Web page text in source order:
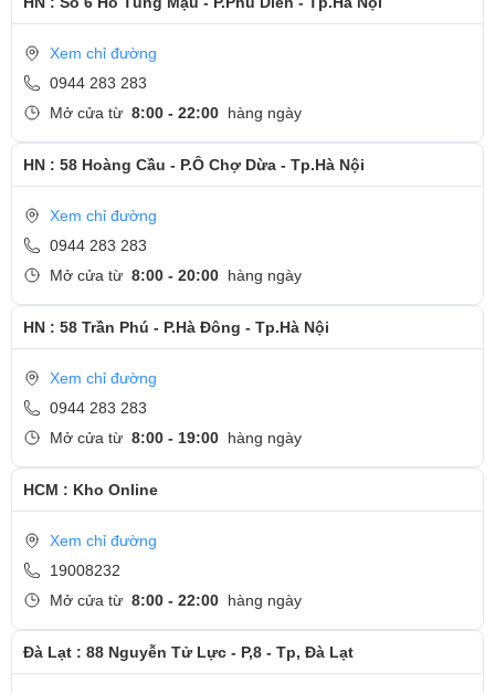
mới.
Cảm ơn quý khách đã dành thời gian tham khảo và quan tâm
tới dịch vụ thay bàn phím tại Ngọc Nguyễn Care
- HotlineCSKH dịch vụ sửa chữa: 0944-283-283
Xem chỉ đường
0944 283 283
Mở cửa từ 8:00 - 22:00 hàng ngày
HN : 58 Hoàng Cầu - P.Ô Chợ Dừa - Tp.Hà Nội
Xem chỉ đường
0944 283 283
Mở cửa từ 8:00 - 20:00 hàng ngày
HN : 58 Trần Phú - P.Hà Đông - Tp.Hà Nội
Xem chỉ đường
0944 283 283
Mở cửa từ 8:00 - 19:00 hàng ngày
HCM : Kho Online
Xem chỉ đường
19008232
Mở cửa từ 8:00 - 22:00 hàng ngày
Đà Lạt : 88 Nguyễn Tử Lực - P,8 - Tp, Đà Lạt